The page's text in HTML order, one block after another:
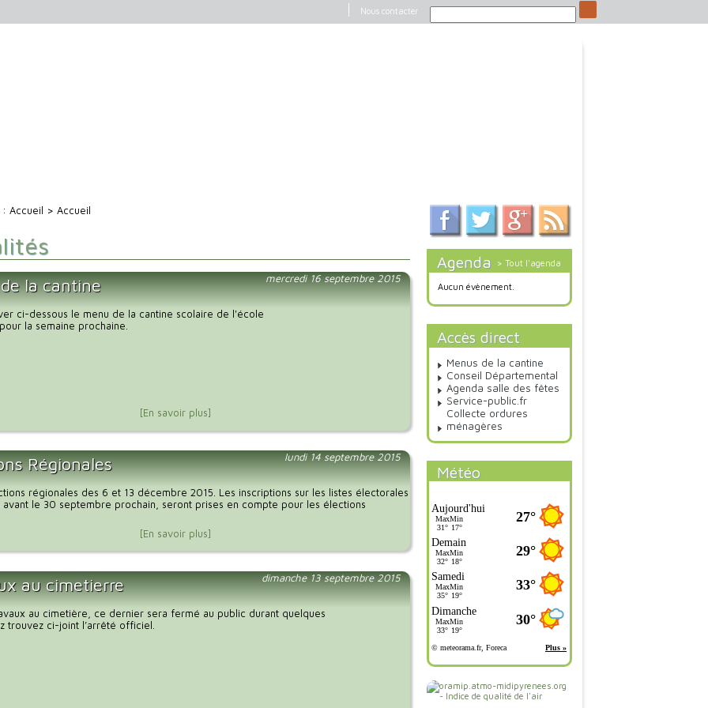
Nous contacter
:Accueil > Accueil
mercredi 16 septembre 2015
la cantine
ci-dessous le menu de la cantine scolaire de l'école
la semaine prochaine.
[En savoir plus]
lundi 14 septembre 2015
Régionales
régionales des 6 et 13 décembre 2015. Les inscriptions sur les listes électorales
avant le 30 septembre prochain, seront prises en compte pour les élections
[En savoir plus]
dimanche 13 septembre 2015
au cimetierre
au cimetière, ce dernier sera fermé au public durant quelques
trouvez ci-joint l’arrêté officiel.
Agenda > Tout l'agenda
Aucun évènement.
Accès direct
Menus de la cantine
Conseil Départemental
Agenda salle des fêtes
Service-public.fr
Collecte ordures
ménagères
Météo